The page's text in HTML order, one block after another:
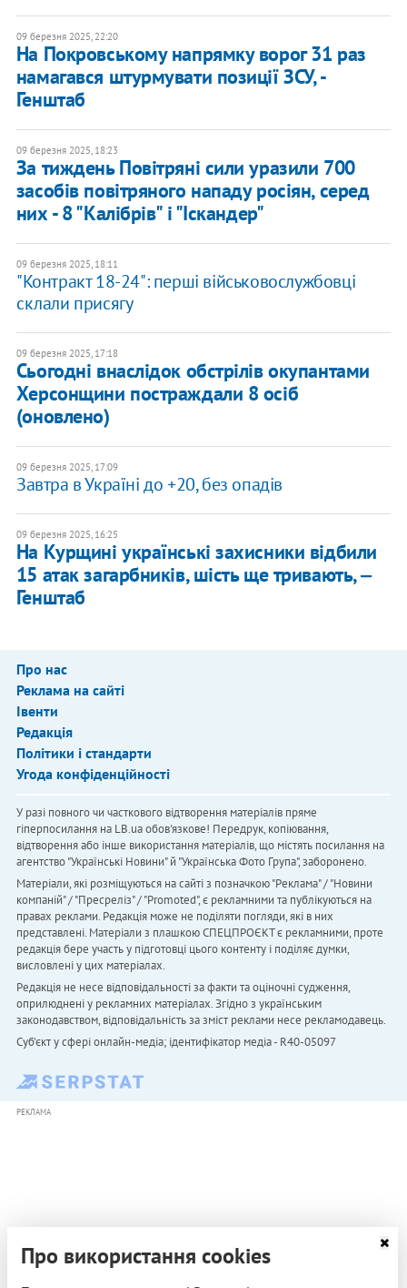
09 березня 2025, 22:20
​На Покровському напрямку ворог 31 раз
намагався штурмувати позиції ЗСУ, -
Генштаб
09 березня 2025, 18:23
За тиждень Повітряні сили уразили 700
засобів повітряного нападу росіян, серед
них - 8 "Калібрів" і "Іскандер"
09 березня 2025, 18:11
"Контракт 18-24": перші військовослужбовці
склали присягу
09 березня 2025, 17:18
Сьогодні внаслідок обстрілів окупантами
Херсонщини постраждали 8 осіб
(оновлено)
09 березня 2025, 17:09
Завтра в Україні до +20, без опадів
09 березня 2025, 16:25
На Курщині українські захисники відбили
15 атак загарбників, шість ще тривають, ‒
Генштаб
Про нас
Реклама на сайті
Івенти
Редакція
Політики і стандарти
Угода конфіденційності
У разі повного чи часткового відтворення матеріалів пряме
гіперпосилання на LB.ua обов'язкове! Передрук, копіювання,
відтворення або інше використання матеріалів, що містять посилання на
агентство "Українськi Новини" й "Українська Фото Група", заборонено.
Матеріали, які розміщуються на сайті з позначкою "Реклама" / "Новини
компаній" / "Пресреліз" / "Promoted", є рекламними та публікуються на
правах реклами. Редакція може не поділяти погляди, які в них
представлені. Матеріали з плашкою СПЕЦПРОЄКТ є рекламними, проте
редакція бере участь у підготовці цього контенту і поділяє думки,
висловлені у цих матеріалах.
Редакція не несе відповідальності за факти та оціночні судження,
оприлюднені у рекламних матеріалах. Згідно з українським
законодавством, відповідальність за зміст реклами несе рекламодавець.
Cуб'єкт у сфері онлайн-медіа; ідентифікатор медіа - R40-05097
РЕКЛАМА
Про використання cookies